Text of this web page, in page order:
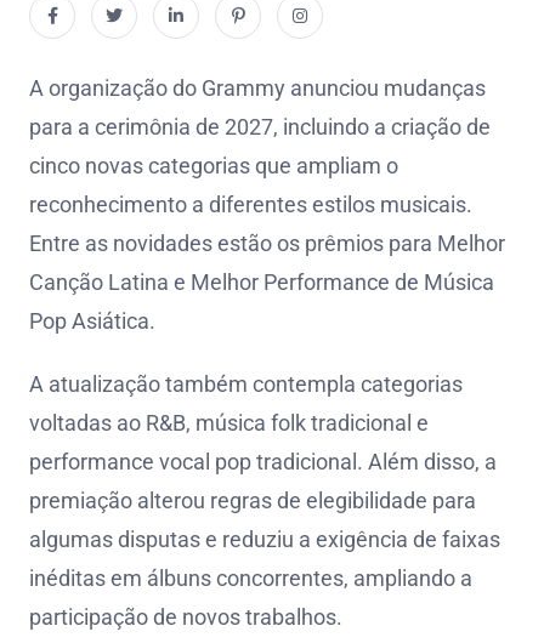
A organização do Grammy anunciou mudanças
para a cerimônia de 2027, incluindo a criação de
cinco novas categorias que ampliam o
reconhecimento a diferentes estilos musicais.
Entre as novidades estão os prêmios para Melhor
Canção Latina e Melhor Performance de Música
Pop Asiática.
A atualização também contempla categorias
voltadas ao R&B, música folk tradicional e
performance vocal pop tradicional. Além disso, a
premiação alterou regras de elegibilidade para
algumas disputas e reduziu a exigência de faixas
inéditas em álbuns concorrentes, ampliando a
participação de novos trabalhos.